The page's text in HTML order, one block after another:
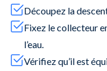
Découpez la
Fixez le collecteur
l’eau.
Vérifiez qu’il est